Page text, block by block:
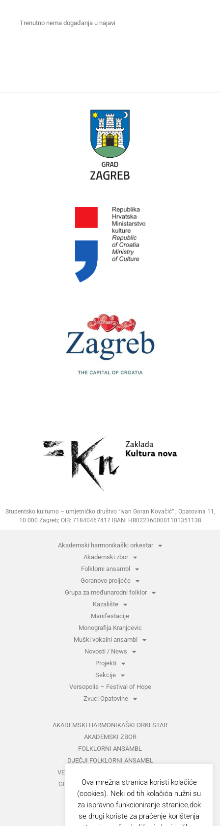
Trenutno nema događanja u najavi
Studentsko kulturno – umjetničko društvo “Ivan Goran Kovačić” ; Opatovina 11,
10 000 Zagreb; OIB: 71840467417 IBAN: HR0223600001101351138
Akademski harmonikaški orkestar
Akademski zbor
Folklorni ansambl
Goranovo proljeće
Grupa za međunarodni folklor
Kazalište
Manifestacije
Monografija Kranjcevic
Muški vokalni ansambl
Novosti / News
Projekti
Sekcije
Versopolis – Festival of Hope
Zvuci Opatovine
AKADEMSKI HARMONIKAŠKI ORKESTAR
AKADEMSKI ZBOR
FOLKLORNI ANSAMBL
DJEČJI FOLKLORNI ANSAMBL
VETERANI FOLKLORNOG ANSAMBLA
GRUPA ZA MEĐUNARODNI FOLKLOR
KAZALIŠTE
MUŠKI VOKALNI ANSAMBL
ZAJEDNIČKI KONCERTI
Ova mrežna stranica koristi kolačiće
(cookies). Neki od tih kolačića nužni su
za ispravno funkcioniranje stranice,dok
se drugi koriste za praćenje korištenja